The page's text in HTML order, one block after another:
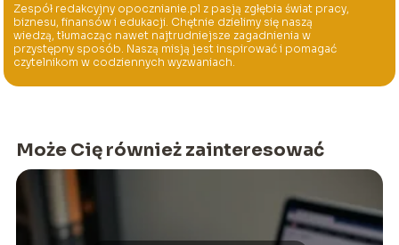
Zespół redakcyjny opocznianie.pl z pasją zgłębia świat pracy,
biznesu, finansów i edukacji. Chętnie dzielimy się naszą
wiedzą, tłumacząc nawet najtrudniejsze zagadnienia w
przystępny sposób. Naszą misją jest inspirować i pomagać
czytelnikom w codziennych wyzwaniach.
Może Cię również zainteresować